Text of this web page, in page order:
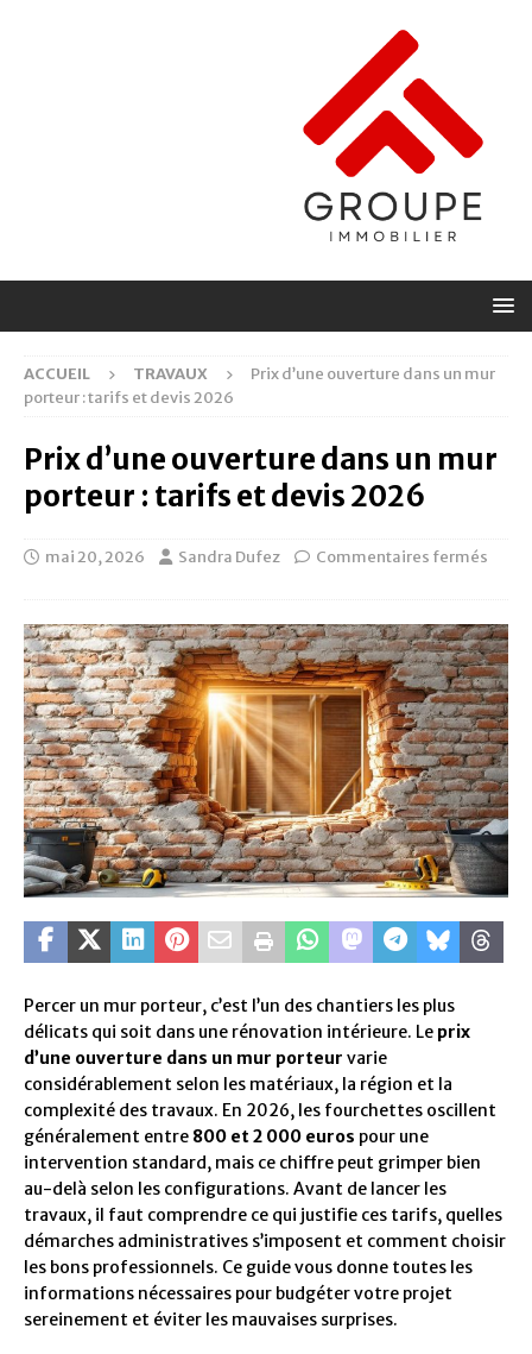
ACCUEIL TRAVAUX
Prix d’une ouverture dans un mur
porteur : tarifs et devis 2026
Prix d’une ouverture dans un mur
porteur : tarifs et devis 2026
mai 20, 2026 Sandra Dufez Commentaires fermés
Percer un mur porteur, c’est l’un des chantiers les plus
délicats qui soit dans une rénovation intérieure. Le prix
d’une ouverture dans un mur porteur varie
considérablement selon les matériaux, la région et la
complexité des travaux. En 2026, les fourchettes oscillent
généralement entre 800 et 2 000 euros pour une
intervention standard, mais ce chiffre peut grimper bien
au-delà selon les configurations. Avant de lancer les
travaux, il faut comprendre ce qui justifie ces tarifs, quelles
démarches administratives s’imposent et comment choisir
les bons professionnels. Ce guide vous donne toutes les
informations nécessaires pour budgéter votre projet
sereinement et éviter les mauvaises surprises.